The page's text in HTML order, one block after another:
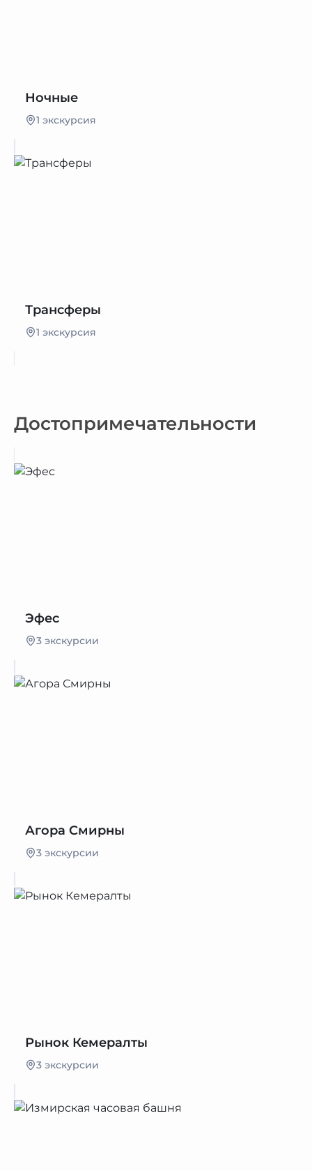
Ночные
1 экскурсия
Трансферы
1 экскурсия
Достопримечательности
Эфес
3 экскурсии
Агора Смирны
3 экскурсии
Рынок Кемералты
3 экскурсии